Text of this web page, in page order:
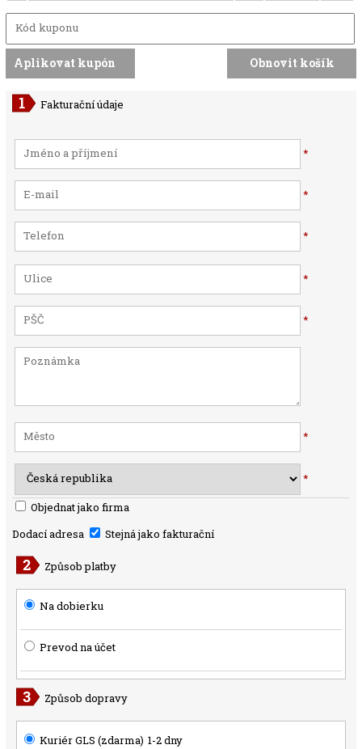
Fakturační údaje
*
*
*
*
*
*
*
Objednat jako firma
Dodací adresa
Stejná jako fakturační
Způsob platby
Na dobierku
Prevod na účet
Způsob dopravy
Kuriér GLS (zdarma) 1-2 dny